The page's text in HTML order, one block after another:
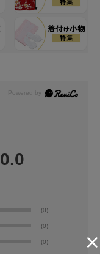
0.0
(0)
(0)
(0)